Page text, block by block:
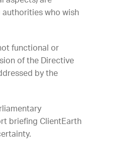
who wish
functional or
of the Directive
by the
briefing ClientEarth